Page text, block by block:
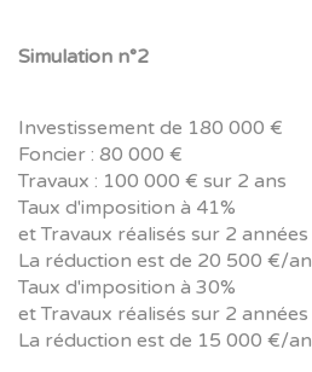
Simulation n°2
Investissement de 180 000 €
Foncier : 80 000 €
Travaux : 100 000 € sur 2 ans
Taux d'imposition à 41%
et Travaux réalisés sur 2 années
La réduction est de 20 500 €/an
Taux d'imposition à 30%
et Travaux réalisés sur 2 années
La réduction est de 15 000 €/an